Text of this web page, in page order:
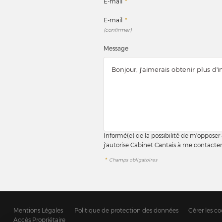
E-mail *
E-mail *
(confirmer)
Message
Informé(e) de la possibilité de
j'autorise Cabinet Cantais à me
* Champs obligatoires
Mentions Légales Politique de protection des données Gérer les
Accès Propriétaire